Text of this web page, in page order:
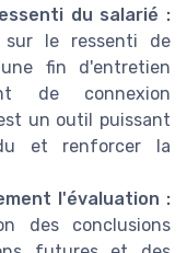
du salarié :
sur le ressenti de
fin d'entretien
de connexion
un outil puissant
et renforcer la
l'évaluation :
des conclusions